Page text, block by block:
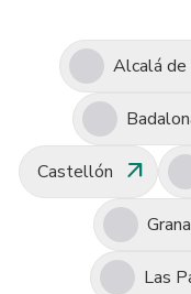
Alcalá de
Castellón arrow_outward
Las